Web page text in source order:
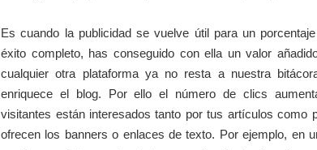
Es cuando la publicidad se vuelve útil para un
éxito completo, has conseguido con ella un valor
cualquier otra plataforma ya no resta a nuestra
enriquece el blog. Por ello el número de clics
visitantes están interesados tanto por tus artículos como
ofrecen los banners o enlaces de texto. Por ejemplo, en